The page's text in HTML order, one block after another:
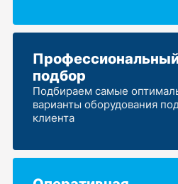
подбор
Подбираем самые
варианты оборудования
клиента